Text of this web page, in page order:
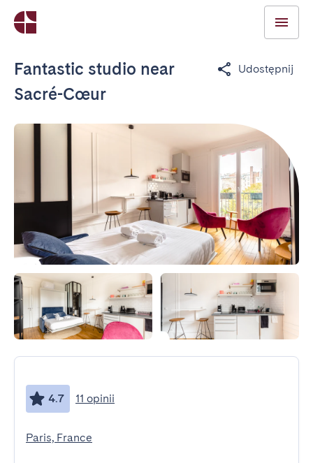
Fantastic studio near
Sacré-Cœur
Udostępnij
4.7 11 opinii
Paris, France